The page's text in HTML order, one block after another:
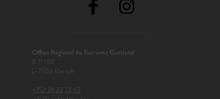
Office Régional du Tourisme Guttland
B.P. 150
L-7502 Mersch
+352 28 22 78 62